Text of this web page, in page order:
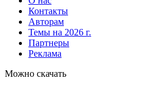
Контакты
Авторам
Темы на 2026 г.
Партнеры
Реклама
Можно скачать